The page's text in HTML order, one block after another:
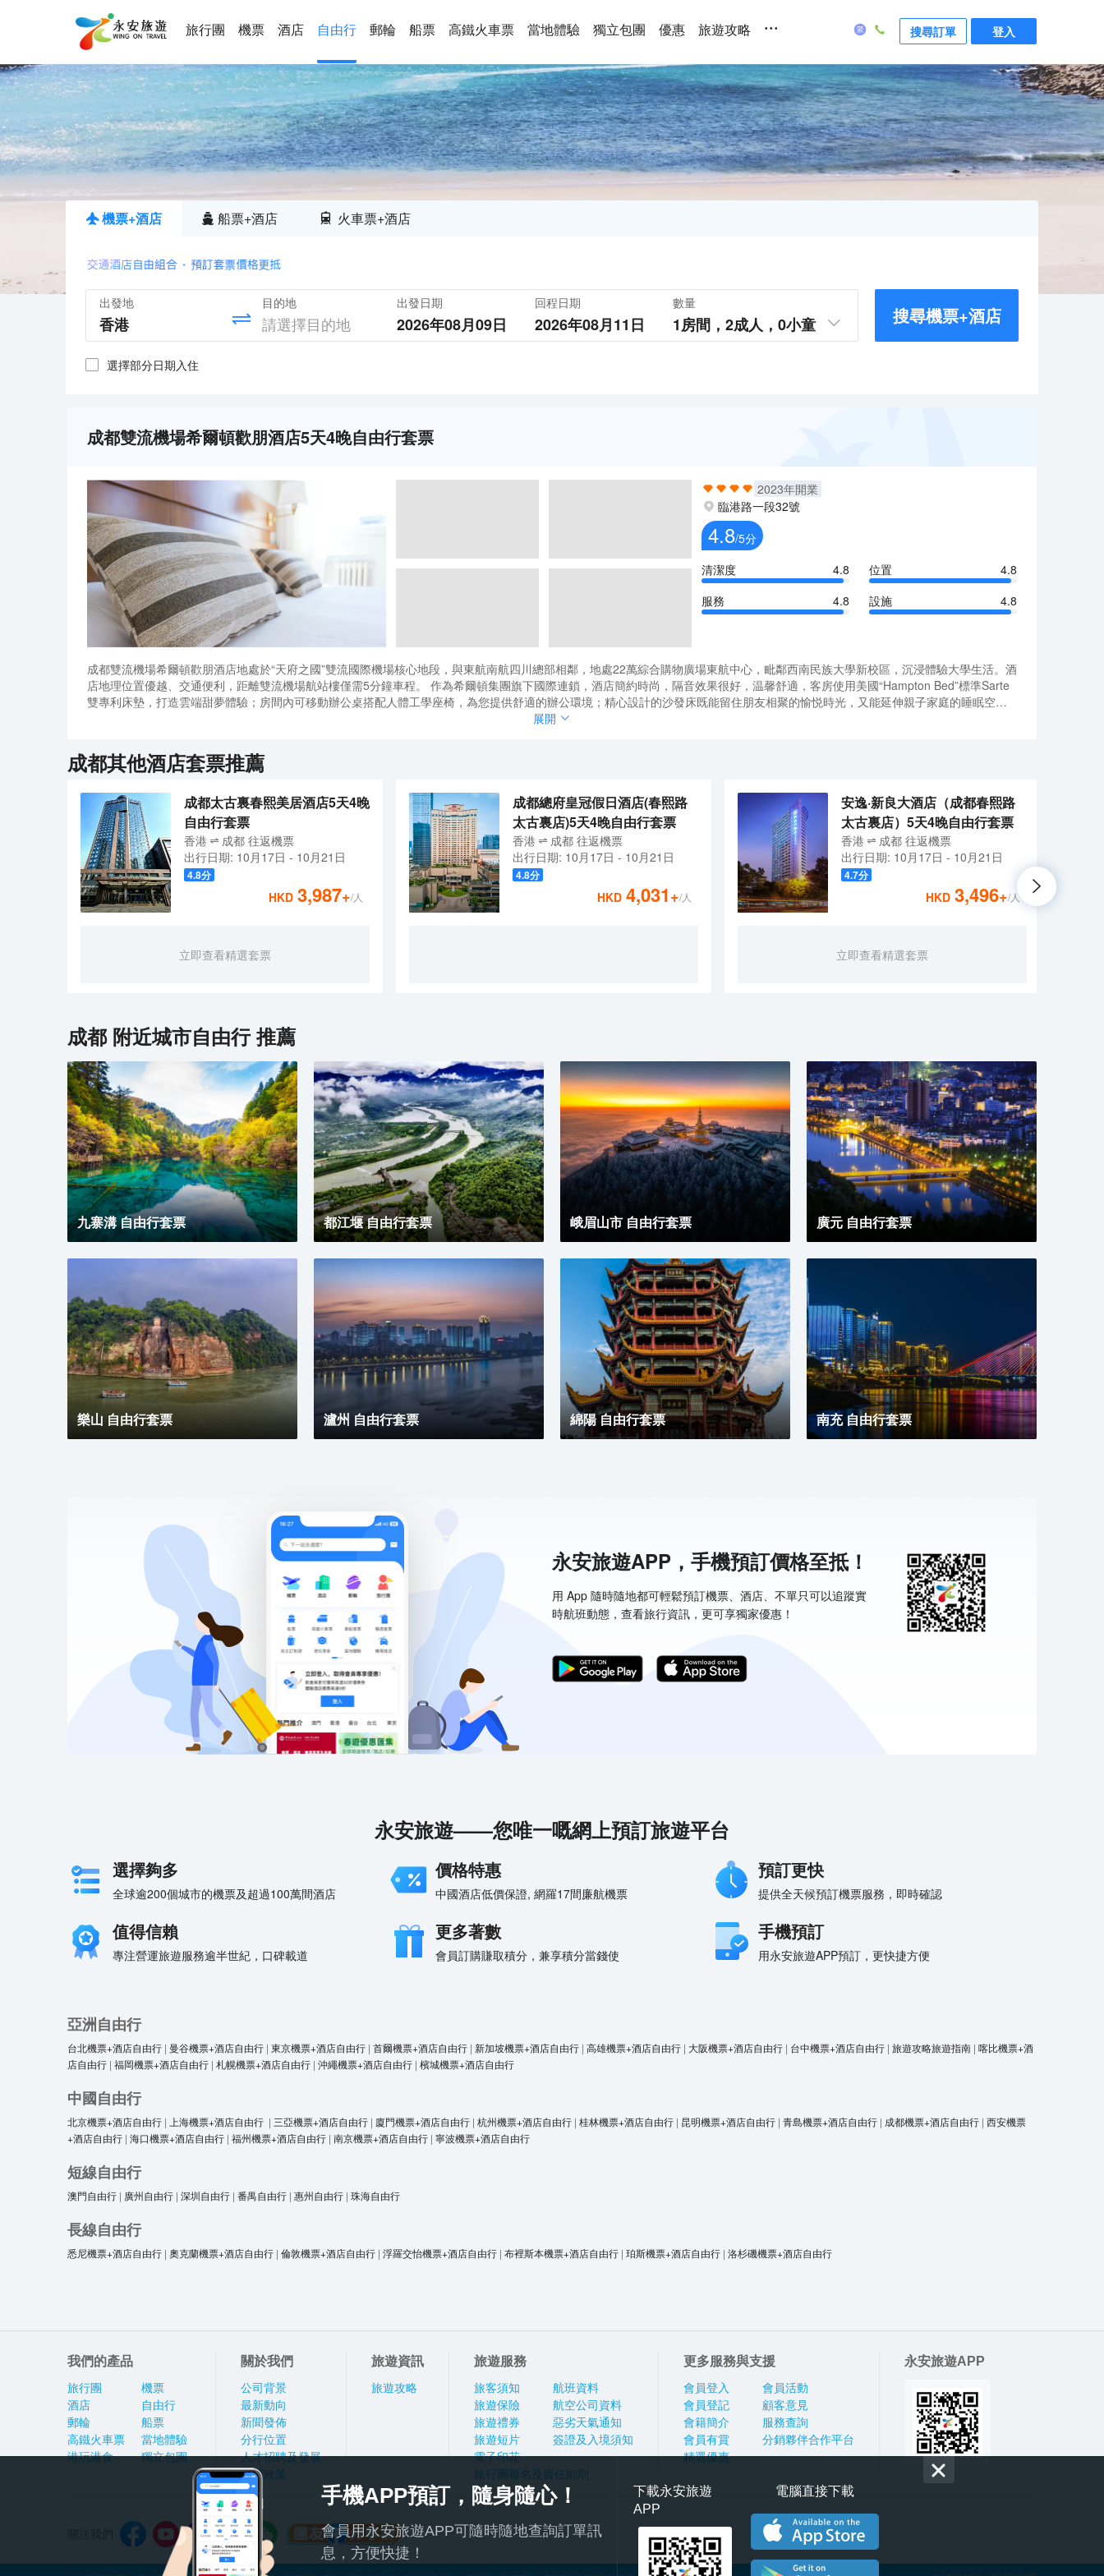
旅行團 機票 酒店 自由行 郵輪 船票 高鐵火車票 當地體驗 獨立包團 優惠 旅遊攻略 ... 搜尋訂單 登入
機票+酒店 船票+酒店 火車票+酒店
出發地 目的地 出發日期
2026年08月09日
回程日期
2026年08月11日
數量
1房間， 2成人， 0小童 搜尋機票+酒店
選擇部分日期入住
成都雙流機場希爾頓歡朋酒店5天4晚自由行套票
2023年開業
臨港路一段32號
4.8/5分
清潔度
4.8 位置
4.8
服務
4.8 設施 4.8
成都雙流機場希爾頓歡朋酒店地處於“天府之國”雙流國際機場核心地段，與東航南航四川總部相鄰，地處22萬綜合購物廣場東航中心，毗鄰西南民族大學新校區，沉浸體驗大學生活。酒
店地理位置優越、交通便利，距離雙流機場航站樓僅需5分鐘車程。 作為希爾頓集團旗下國際連鎖，酒店簡約時尚，隔音效果很好，温馨舒適，客房使用美國“Hampton Bed”標準Sarte
雙專利床墊，打造雲端甜夢體驗；房間內可移動辦公桌搭配人體工學座椅，為您提供舒適的辦公環境；精心設計的沙發床既能留住朋友相聚的愉悦時光，又能延伸親子家庭的睡眠空
間；並採用希爾頓專用“Peter Thomas Roth”衞浴用品，打造專屬的沐浴體驗，舒緩您的疲憊；富有健康格調的歡朋餐廳為您提供高品質的健康飲食體驗，為繁忙的旅途增添一份歡愉與
集歡迎、聚會、休閒和商務功能於一體。希爾頓榮譽客會計劃,以積分換取住宿等更多驚喜,歡迎商旅精英慢慢探尋。<br>“歡朋體驗,知己之道”-貼心的服務只為更懂你；成都雙流機場希
爾頓歡朋酒店，讓你的旅途增添一份歡愉和安心。"
成都雙流機場希爾頓歡朋酒店地處於“天府之國”雙流國際機場核心地段，與東航南航四川總部相鄰，地處22萬綜合購物廣場東航中心，毗鄰西南民族大學新校區，沉浸體驗大學生活。酒
雙專利床墊，打造雲端甜夢體驗；房間內可移動辦公桌搭配人體工學座椅，為您提供舒適的辦公環境；精心設計的沙發床既能留住朋友相聚的愉悦時光，又能延伸親子家庭的睡眠空
間；並採用希爾頓專用“Peter Thomas Roth”衞浴用品，打造專屬的沐浴體驗，舒緩您的疲憊；富有健康格調的歡朋餐廳為您提供高品質的健康飲食體驗，為繁忙的旅途增添一份歡愉與
集歡迎、聚會、休閒和商務功能於一體。希爾頓榮譽客會計劃,以積分換取住宿等更多驚喜,歡迎商旅精英慢慢探尋。<br>“歡朋體驗,知己之道”-貼心的服務只為更懂你；成都雙流機場希
爾頓歡朋酒店，讓你的旅途增添一份歡愉和安心。"
展開
成都其他酒店套票推薦
成都太古裏春熙美居酒店5天4晚
自由行套票
香港 成都 往返機票
出行日期: 10月17日 - 10月21日
4.8分
HKD 3,987+/人
立即查看精選套票
成都總府皇冠假日酒店(春熙路
太古裏店)5天4晚自由行套票
香港 成都 往返機票
出行日期: 10月17日 - 10月21日
4.8分
HKD 4,031+/人
安逸·新良大酒店（成都春熙路
太古裏店）5天4晚自由行套票
香港 成都 往返機票
出行日期: 10月17日 - 10月21日
4.7分
HKD 3,496+/人
立即查看精選套票
成都附近城市自由行 推薦
九寨溝 自由行套票 都江堰 自由行套票 峨眉山市 自由行套票 廣元 自由行套票
樂山 自由行套票 瀘州 自由行套票 綿陽 自由行套票 南充 自由行套票
永安旅遊APP，手機預訂價格至抵！
用 App 隨時隨地都可輕鬆預訂機票、酒店、不單只可以追蹤實
時航班動態，查看旅行資訊，更可享獨家優惠！
永安旅遊——您唯一嘅網上預訂旅遊平台
選擇夠多
全球逾200個城市的機票及超過100萬間酒店
價格特惠
中國酒店低價保證, 網羅17間廉航機票
預訂更快
提供全天候預訂機票服務，即時確認
值得信賴
專注營運旅遊服務逾半世紀，口碑載道
更多著數
會員訂購賺取積分，兼享積分當錢使
手機預訂
用永安旅遊APP預訂，更快捷方便
亞洲自由行
台北機票+酒店自由行 | 曼谷機票+酒店自由行 | 東京機票+酒店自由行 | 首爾機票+酒店自由行 | 新加坡機票+酒店自由行 | 高雄機票+酒店自由行 | 大阪機票+酒店自由行 | 台中機票+酒店自由行 | 旅遊攻略旅遊指南 | 喀比機票+酒
店自由行 | 福岡機票+酒店自由行 | 札幌機票+酒店自由行 | 沖繩機票+酒店自由行 | 檳城機票+酒店自由行
中國自由行
北京機票+酒店自由行 | 上海機票+酒店自由行 | 三亞機票+酒店自由行 | 廈門機票+酒店自由行 | 杭州機票+酒店自由行 | 桂林機票+酒店自由行 | 昆明機票+酒店自由行 | 青島機票+酒店自由行 | 成都機票+酒店自由行 | 西安機票
+酒店自由行 | 海口機票+酒店自由行 | 福州機票+酒店自由行 | 南京機票+酒店自由行 | 寧波機票+酒店自由行
短線自由行
澳門自由行 | 廣州自由行 | 深圳自由行 | 番禺自由行 | 惠州自由行 | 珠海自由行
長線自由行
悉尼機票+酒店自由行 | 奧克蘭機票+酒店自由行 | 倫敦機票+酒店自由行 | 浮羅交怡機票+酒店自由行 | 布裡斯本機票+酒店自由行 | 珀斯機票+酒店自由行 | 洛杉磯機票+酒店自由行
我們的產品
旅行團
酒店
郵輪
高鐵火車票
港玩港食
機票
自由行
船票
當地體驗
獨立包團
關於我們
公司背景
最新動向
新聞發佈
分行位置
人才招聘及發展
私隱政策
旅遊資訊
旅遊攻略
旅遊服務
旅客須知
旅遊保險
旅遊禮券
旅遊短片
電子印花
航班資料
航空公司資料
惡劣天氣通知
簽證及入境須知
旅行團報名及責任細則
更多服務與支援
會員登入
會員登記
會籍簡介
會員有賞
精選優惠
會員活動
顧客意見
服務查詢
分銷夥伴合作平台
永安旅遊APP
手機APP預訂，隨身隨心！
會員用永安旅遊APP可隨時隨地查詢訂單訊
息，方便快捷！
下載永安旅遊
APP
電腦直接下載